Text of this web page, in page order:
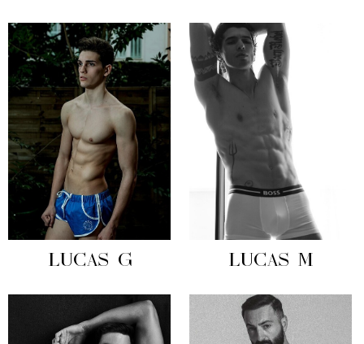
LUCAS G LUCAS M